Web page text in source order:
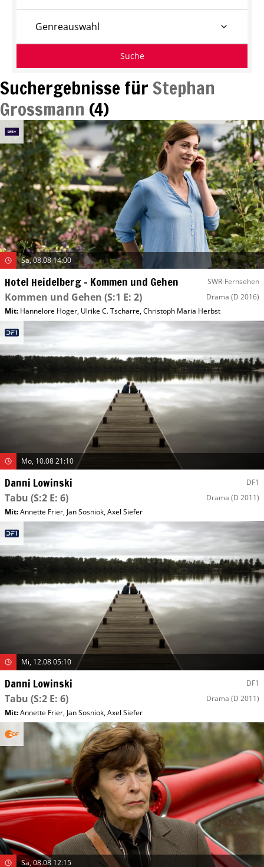
Suchergebnisse fürStephan
Grossmann (4)
Sa, 08.08 14:00
Hotel Heidelberg – Kommen und Gehen SWR-Fernsehen
Kommen und Gehen (S:1 E: 2) Drama (D 2016)
Mit: Hannelore Hoger, Ulrike C. Tscharre,Christoph Maria Herbst
Mo, 10.08 21:10
Danni Lowinski DF1
Tabu (S:2 E: 6) Drama (D 2011)
Mit:Annette Frier, Jan Sosniok,Axel Siefer
Mi, 12.08 05:10
Danni Lowinski DF1
Tabu (S:2 E: 6) Drama (D 2011)
Mit:Annette Frier, Jan Sosniok,Axel Siefer
Sa, 08.08 12:15
Genreauswahl
Suche